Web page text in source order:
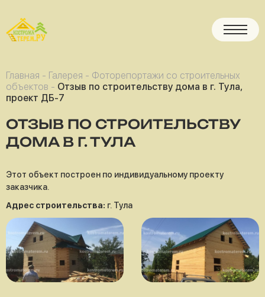
Главная - Галерея - Фоторепортажи со строительных
объектов - Отзыв по строительству дома в г. Тула,
проект ДБ-7
ОТЗЫВ ПО СТРОИТЕЛЬСТВУ
ДОМА В Г. ТУЛА
Этот объект построен по индивидуальному проекту
заказчика.
Адрес строительства: г. Тула